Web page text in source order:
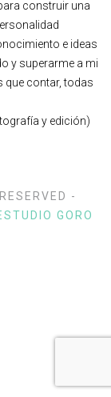
construir una
e ideas
y superarme a mi
que contar, todas
y edición)
-
GORO